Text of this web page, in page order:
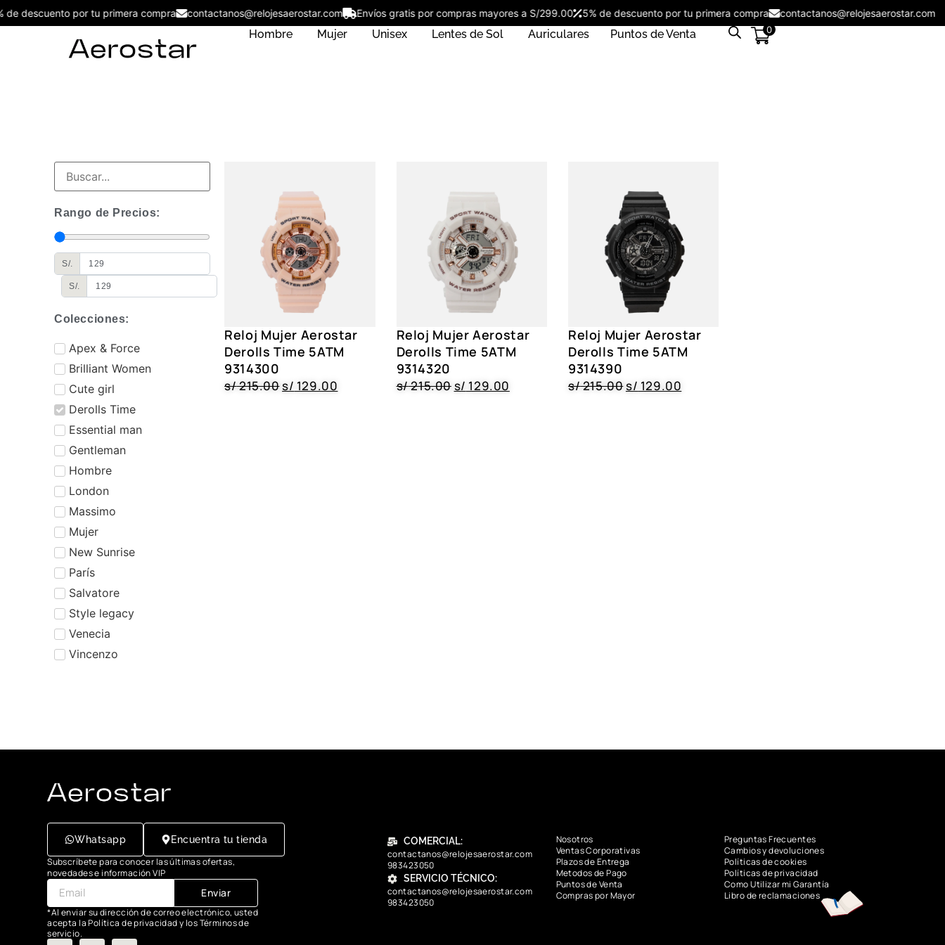
de descuento por tu primera compra contactanos@relojesaerostar.com Envíos gratis por compras mayores a S/299.00 5% de descuento por tu primera compra contactanos@relojesaerostar.com
Hombre Mujer Unisex Lentes de Sol Auriculares Puntos de Venta 0
Rango de Precios:
S/.
S/.
Colecciones:
⁠Apex & Force
Brilliant Women
Cute girl
Derolls Time
⁠Essential man
Gentleman
Hombre
London
Massimo
Mujer
New Sunrise
⁠París
⁠Salvatore
Style legacy
Venecia
Vincenzo
Reloj Mujer Aerostar
Derolls Time 5ATM
9314300
s/215.00s/ 129.00
Reloj Mujer Aerostar
Derolls Time 5ATM
9314320
s/215.00s/ 129.00
Reloj Mujer Aerostar
Derolls Time 5ATM
9314390
s/215.00s/ 129.00
Whatsapp Encuentra tu tienda
Subscríbete para conocer las últimas ofertas,
novedades e información VIP
Enviar
*Al enviar su dirección de correo electrónico, usted
acepta la Política de privacidad y los Términos de
servicio.
COMERCIAL:
contactanos@relojesaerostar.com
983423050
SERVICIO TÉCNICO:
contactanos@relojesaerostar.com
983423050
Nosotros
Ventas Corporativas
Plazos de Entrega
Metodos de Pago
Puntos de Venta
Compras por Mayor
Preguntas Frecuentes
Cambios y devoluciones
Políticas de cookies
Políticas de privacidad
Como Utilizar mi Garantía
Libro de reclamaciones